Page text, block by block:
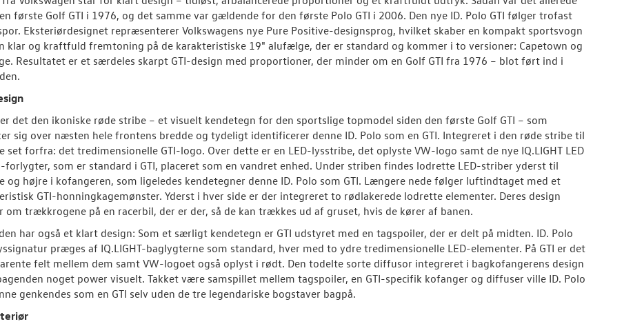
første Golf GTI i 1976, og det samme var gældende for den første Polo GTI i 2006. Den nye ID. Polo GTI følger trofast
Eksteriørdesignet repræsenterer Volkswagens nye Pure Positive-designsprog, hvilket skaber en kompakt sportsvogn
klar og kraftfuld fremtoning på de karakteristiske 19" alufælge, der er standard og kommer i to versioner: Capetown og
Resultatet er et særdeles skarpt GTI-design med proportioner, der minder om en Golf GTI fra 1976 – blot ført ind i
det den ikoniske røde stribe – et visuelt kendetegn for den sportslige topmodel siden den første Golf GTI – som
sig over næsten hele frontens bredde og tydeligt identificerer denne ID. Polo som en GTI. Integreret i den røde stribe til
set forfra: det tredimensionelle GTI-logo. Over dette er en LED-lysstribe, det oplyste VW-logo samt de nye IQ.LIGHT LED
forlygter, som er standard i GTI, placeret som en vandret enhed. Under striben findes lodrette LED-striber yderst til
og højre i kofangeren, som ligeledes kendetegner denne ID. Polo som GTI. Længere nede følger luftindtaget med et
GTI-honningkagemønster. Yderst i hver side er der integreret to rødlakerede lodrette elementer. Deres design
om trækkrogene på en racerbil, der er der, så de kan trækkes ud af gruset, hvis de kører af banen.
har også et klart design: Som et særligt kendetegn er GTI udstyret med en tagspoiler, der er delt på midten. ID. Polo
præges af IQ.LIGHT-baglygterne som standard, hver med to ydre tredimensionelle LED-elementer. På GTI er det
felt mellem dem samt VW-logoet også oplyst i rødt. Den todelte sorte diffusor integreret i bagkofangerens design
noget power visuelt. Takket være samspillet mellem tagspoiler, en GTI-specifik kofanger og diffuser ville ID. Polo
genkendes som en GTI selv uden de tre legendariske bogstaver bagpå.